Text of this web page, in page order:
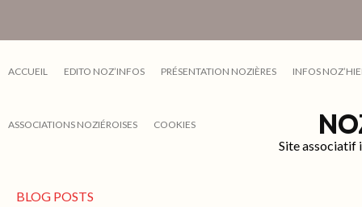
ACCUEIL EDITO NOZ’INFOS PRÉSENTATION NOZIÈRES INFOS
ASSOCIATIONS NOZIÉROISES COOKIES
Site associatif
BLOG POSTS